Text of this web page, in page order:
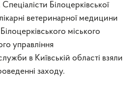
Білоцерківської
ветеринарної медицини
міського
управління
в Київській області взяли
заходу.